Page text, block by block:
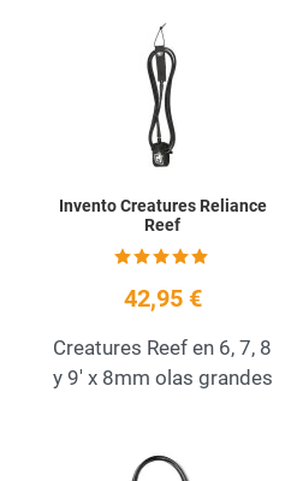
Invento Creatures Reliance
Reef
42,95 €
Creatures Reef en 6, 7, 8
y 9' x 8mm olas grandes
Add to Wishlist